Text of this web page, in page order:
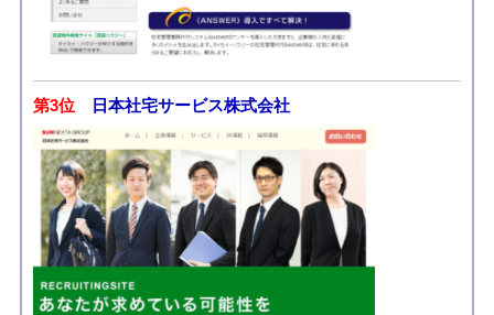
第3位 日本社宅サービス株式会社